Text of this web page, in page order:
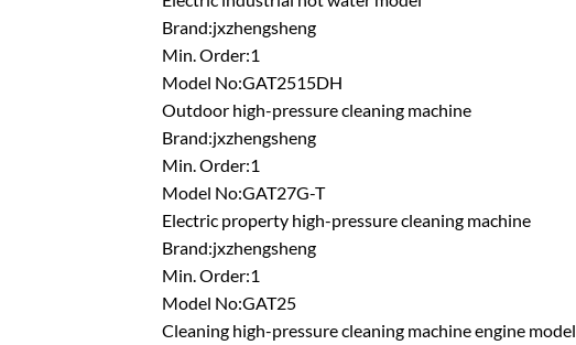
Brand:jxzhengsheng
Min. Order:1
Model No:GAT2515DH
Outdoor high-pressure cleaning machine
Brand:jxzhengsheng
Min. Order:1
Model No:GAT27G-T
Electric property high-pressure cleaning machine
Brand:jxzhengsheng
Min. Order:1
Model No:GAT25
Cleaning high-pressure cleaning machine engine model